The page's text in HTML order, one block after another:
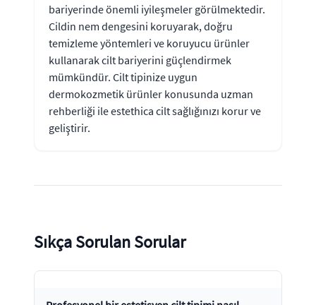
bariyerinde önemli iyileşmeler görülmektedir.
Cildin nem dengesini koruyarak, doğru
temizleme yöntemleri ve koruyucu ürünler
kullanarak cilt bariyerini güçlendirmek
mümkündür. Cilt tipinize uygun
dermokozmetik ürünler konusunda uzman
rehberliği ile estethica cilt sağlığınızı korur ve
geliştirir.
Sıkça Sorulan Sorular